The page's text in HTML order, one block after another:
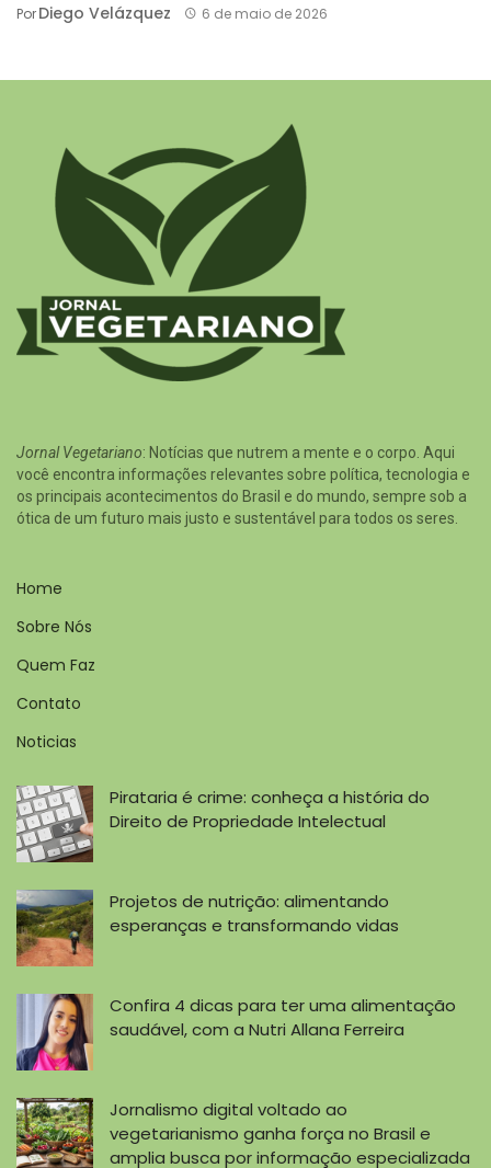
PorDiego Velázquez 6 de maio de 2026
Jornal Vegetariano: Notícias que nutrem a mente e o corpo. Aqui
você encontra informações relevantes sobre política, tecnologia e
os principais acontecimentos do Brasil e do mundo, sempre sob a
ótica de um futuro mais justo e sustentável para todos os seres.
Home
Sobre Nós
Quem Faz
Contato
Noticias
Pirataria é crime: conheça a história do
Direito de Propriedade Intelectual
Projetos de nutrição: alimentando
esperanças e transformando vidas
Confira 4 dicas para ter uma alimentação
saudável, com a Nutri Allana Ferreira
Jornalismo digital voltado ao
vegetarianismo ganha força no Brasil e
amplia busca por informação especializada